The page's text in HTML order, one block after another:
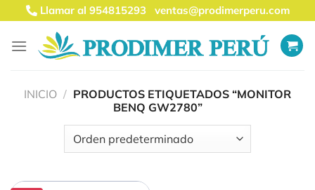
Saltar
al
contenido
Llamar al 954815293ventas@prodimerperu.com
INICIO / PRODUCTOS ETIQUETADOS “MONITOR
BENQ GW2780”